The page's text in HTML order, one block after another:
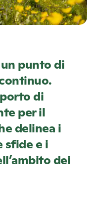
punto di
di
per il
delinea i
sfide e i
dei